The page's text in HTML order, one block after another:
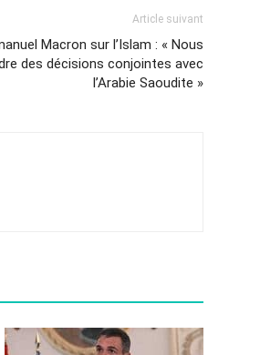
Article suivant
Macron sur l’Islam : « Nous
des décisions conjointes avec
l’Arabie Saoudite »